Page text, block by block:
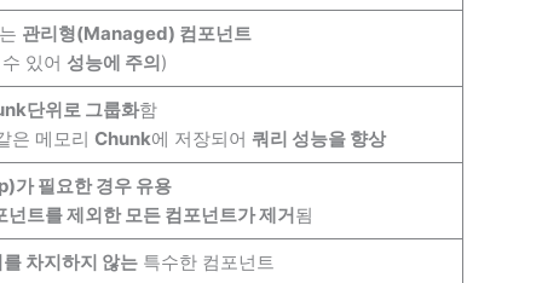
관리형(Managed) 컴포넌트
있어 성능에 주의)
단위로 그룹화함
은 메모리 Chunk에 저장되어 쿼리 성능을 향상
가 필요한 경우 유용
트를 제외한 모든 컴포넌트가 제거됨
차지하지 않는특수한 컴포넌트